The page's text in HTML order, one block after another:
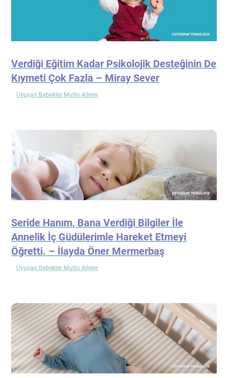
Verdiği Eğitim Kadar Psikolojik Desteğinin De
Kıymeti Çok Fazla – Miray Sever
Uyuyan Bebekler Mutlu Aileler
Seride Hanım, Bana Verdiği Bilgiler İle
Annelik İç Güdülerimle Hareket Etmeyi
Öğretti. – İlayda Öner Mermerbaş
Uyuyan Bebekler Mutlu Aileler